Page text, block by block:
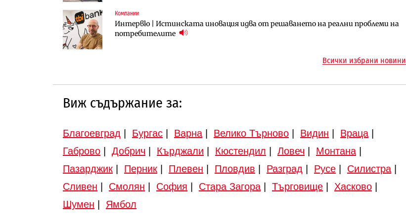
Компании
Интервю | Истинската иновация идва от решаването на реални проблеми на
потребителите
Инфраструктура
АПИ възложи промяната на парцеларния план за магистралата Русе – Велико
Търново
Инфраструктура
Вторият мост над Варненското езеро става част от бъдещата магистрала
„Черно море“
Всички избрани новини
Виж съдържание за:
Благоевград Бургас Варна Велико Търново Видин Враца
Габрово
Добрич Кърджали Кюстендил Ловеч Монтана
Пазарджик
Перник Плевен Пловдив Разград Русе Силистра
Сливен
Смолян София Стара Загора Търговище Хасково
Шумен
Ямбол